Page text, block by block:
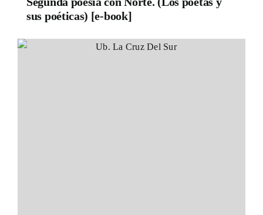
sus poéticas) [e-book]